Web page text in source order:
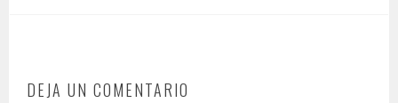
DEJA UN COMENTARIO